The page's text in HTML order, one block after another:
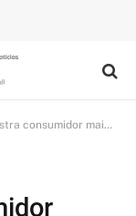
mais consciente em Dubai